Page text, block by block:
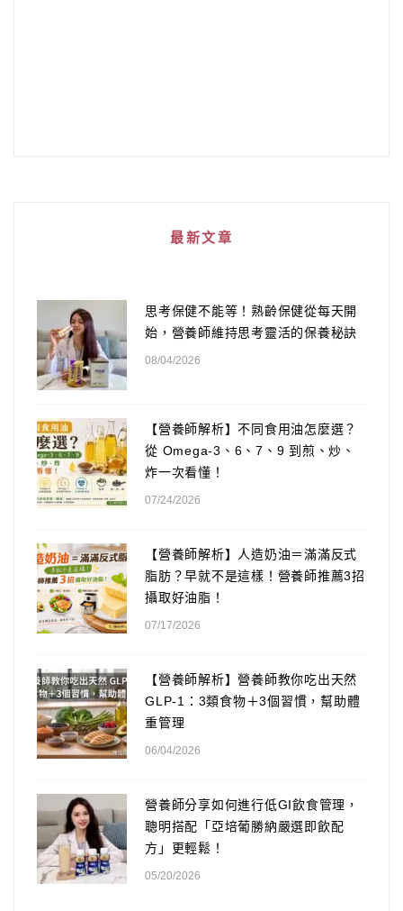
最新文章
思考保健不能等！熟齡保健從每天開
始，營養師維持思考靈活的保養秘訣
08/04/2026
【營養師解析】不同食用油怎麼選？
從 Omega-3、6、7、9 到煎、炒、
炸一次看懂！
07/24/2026
【營養師解析】人造奶油＝滿滿反式
脂肪？早就不是這樣！營養師推薦3招
攝取好油脂！
07/17/2026
【營養師解析】營養師教你吃出天然
GLP-1：3類食物＋3個習慣，幫助體
重管理
06/04/2026
營養師分享如何進行低GI飲食管理，
聰明搭配「亞培葡勝納嚴選即飲配
方」更輕鬆！
05/20/2026